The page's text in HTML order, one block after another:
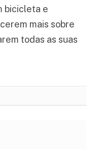
bicicleta e
mais sobre
todas as suas